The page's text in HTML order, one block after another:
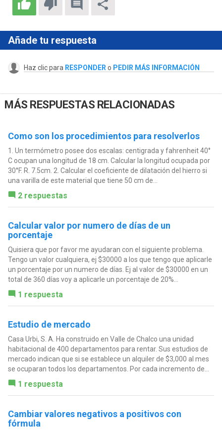
Añade tu respuesta
Haz clic para RESPONDER o PEDIR MÁS INFORMACIÓN
MÁS RESPUESTAS RELACIONADAS
Como son los procedimientos para resolverlos
1. Un termómetro posee dos escalas: centigrada y fahrenheit 40°
C ocupan una longitud de 18 cm. Calcular la longitud ocupada por
30°F. R. 7.5cm. 2. Calcular el coeficiente de dilatación del hierro si
una varilla de este material que tiene 50 cm de...
2 respuestas
Calcular valor por numero de días de un
porcentaje
Quisiera que por favor me ayudaran con el siguiente problema.
Tengo un valor cualquiera, ej $30000 a los que tengo que aplicarle
un porcentaje por un numero de días. Ej al valor de $30000 en un
total de 360 días voy a aplicarle un porcentaje de 20%...
1 respuesta
Estudio de mercado
Casa Urbi, S. A. Ha construido en Valle de Chalco una unidad
habitacional de 400 departamentos para rentar. Sus estudios de
mercado indican que si se establece un alquiler de $3,000 al mes
se ocuparan todos los departamentos. Por cada incremento de...
1 respuesta
Cambiar valores negativos a positivos con
fórmula